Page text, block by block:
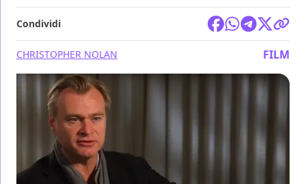
Condividi
CHRISTOPHER NOLAN FILM